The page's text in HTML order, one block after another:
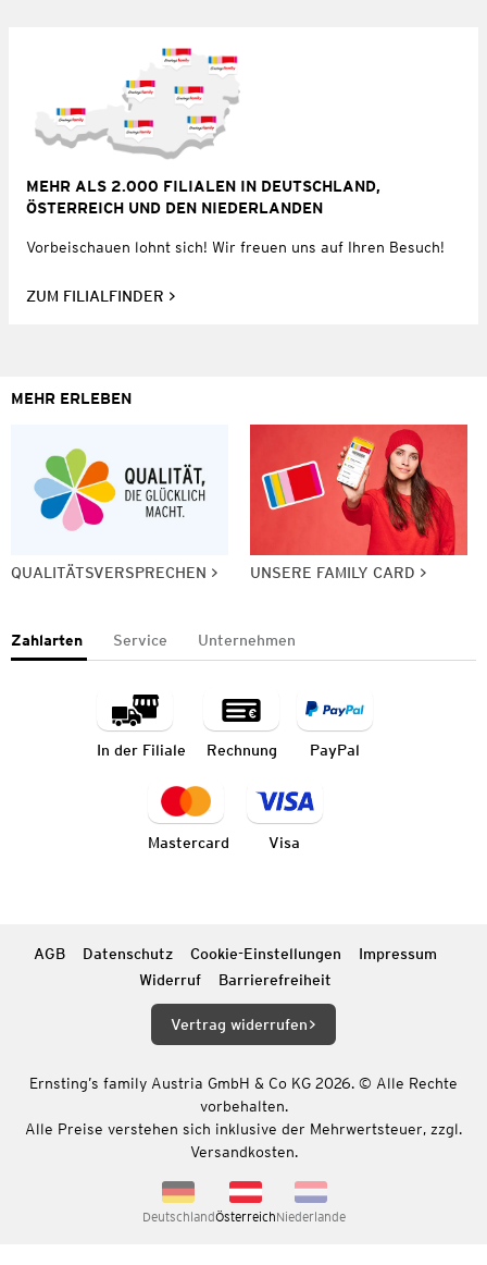
MEHR ALS 2.000 FILIALEN IN DEUTSCHLAND,
ÖSTERREICH UND DEN NIEDERLANDEN
Vorbeischauen lohnt sich! Wir freuen uns auf Ihren Besuch!
ZUM FILIALFINDER
MEHR ERLEBEN
QUALITÄTSVERSPRECHEN UNSERE FAMILY CARD
Zahlarten Service Unternehmen
In der Filiale Rechnung PayPal
Mastercard Visa
AGB Datenschutz Cookie-Einstellungen
Impressum
Widerruf
Barrierefreiheit
Vertrag widerrufen
Ernsting’s family Austria GmbH & Co KG 2026. © Alle Rechte
vorbehalten.
Alle Preise verstehen sich inklusive der Mehrwertsteuer, zzgl.
Versandkosten.
DeutschlandÖsterreichNiederlande